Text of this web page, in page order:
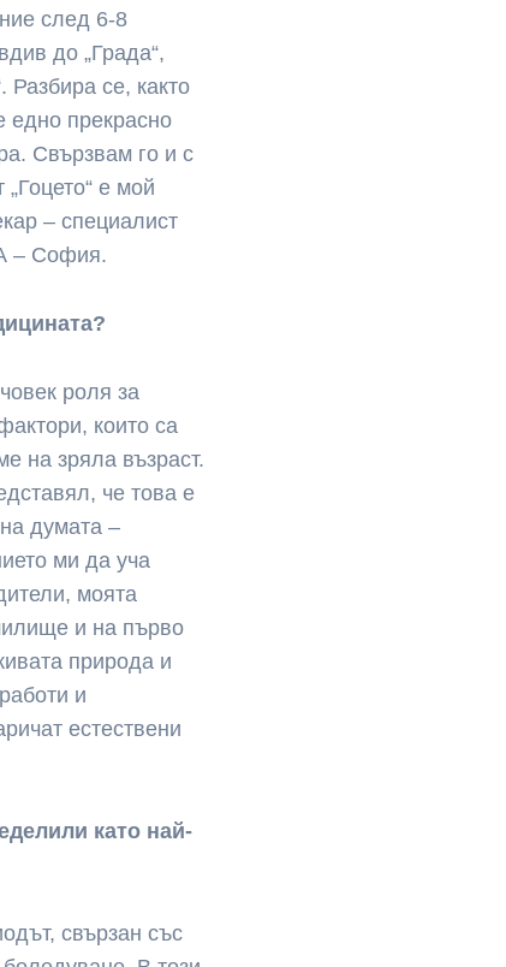
след 6-8
до „Града“,
Разбира се, както
едно прекрасно
Свързвам го и с
е мой
– специалист
– София.
роля за
които са
на зряла възраст.
че това е
думата –
ми да уча
моята
и на първо
природа и
и
естествени
като най-
свързан със